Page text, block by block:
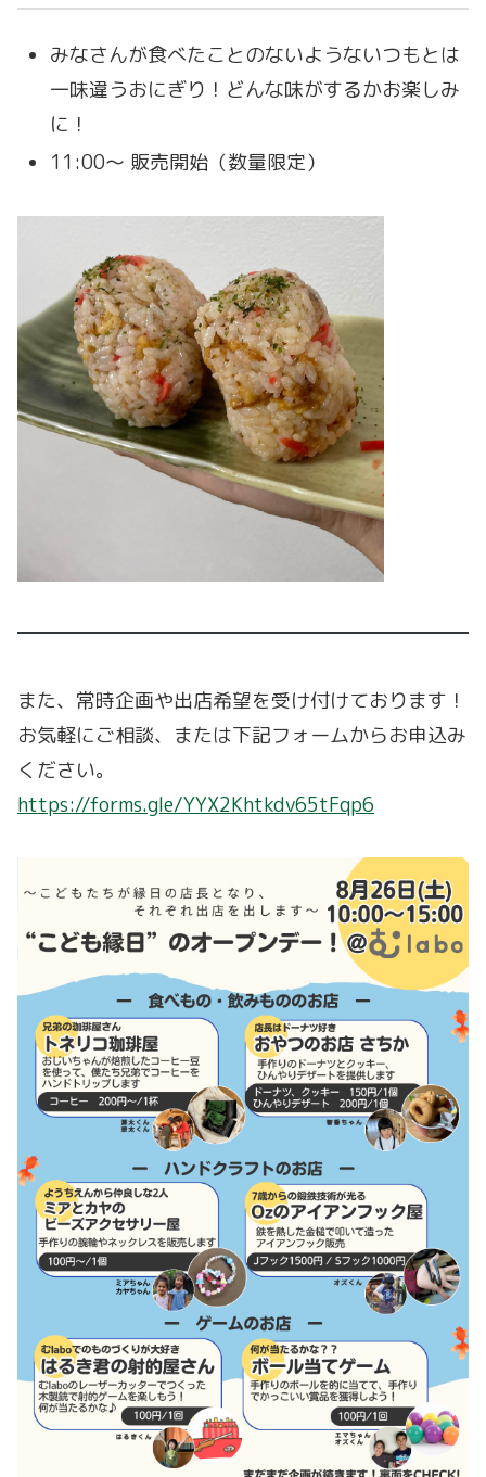
みなさんが食べたことのないようないつもとは
一味違うおにぎり！どんな味がするかお楽しみ
に！
11:00〜 販売開始（数量限定）
また、常時企画や出店希望を受け付けております！
お気軽にご相談、または下記フォームからお申込み
ください。
https://forms.gle/YYX2Khtkdv65tFqp6